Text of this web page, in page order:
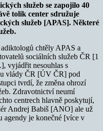
služeb se zapojilo 40
tolik center sdružuje
služeb [APAS]. Některé
chtěly APAS a
sociálních služeb ČR [1
vyjádřit nesouhlas s
vlády ČR [ÚV ČR] pod
tvrdí, že změna ohrozí
Zdravotnictví neumí
centrech hlavně poskytují,
Andrej Babiš [ANO] ale už
agendy je konečné [více v